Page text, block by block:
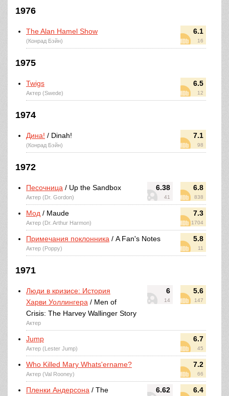
1976
6.1
16
The Alan Hamel Show
(Конрад Бэйн)
1975
6.5
12
Twigs
Актер (Swede)
1974
7.1
98
Дина! / Dinah!
(Конрад Бэйн)
1972
6.38
41
6.8
838
Песочница / Up the Sandbox
Актер (Dr. Gordon)
7.3
1704
Мод / Maude
Актер (Dr. Arthur Harmon)
5.8
11
Примечания поклонника / A Fan's Notes
Актер (Poppy)
1971
6
14
5.6
147
Люди в кризисе: История
Харви Уоллингера / Men of
Crisis: The Harvey Wallinger Story
Актер
6.7
45
Jump
Актер (Lester Jump)
7.2
66
Who Killed Mary Whats'ername?
Актер (Val Rooney)
6.62 6.4
Пленки Андерсона / The